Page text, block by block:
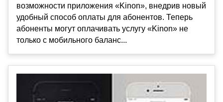
возможности приложения «Kinon», внедрив новый
удобный способ оплаты для абонентов. Теперь
абоненты могут оплачивать услугу «Kinon» не
только с мобильного баланс...